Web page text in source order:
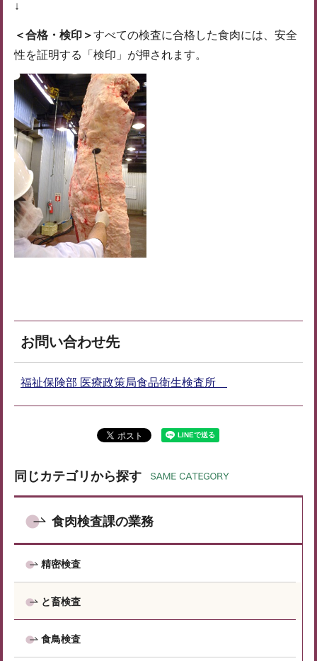
↓
＜合格・検印＞すべての検査に合格した食肉には、安全
性を証明する「検印」が押されます。
お問い合わせ先
福祉保険部 医療政策局食品衛生検査所
同じカテゴリから探す
食肉検査課の業務
精密検査
と畜検査
食鳥検査